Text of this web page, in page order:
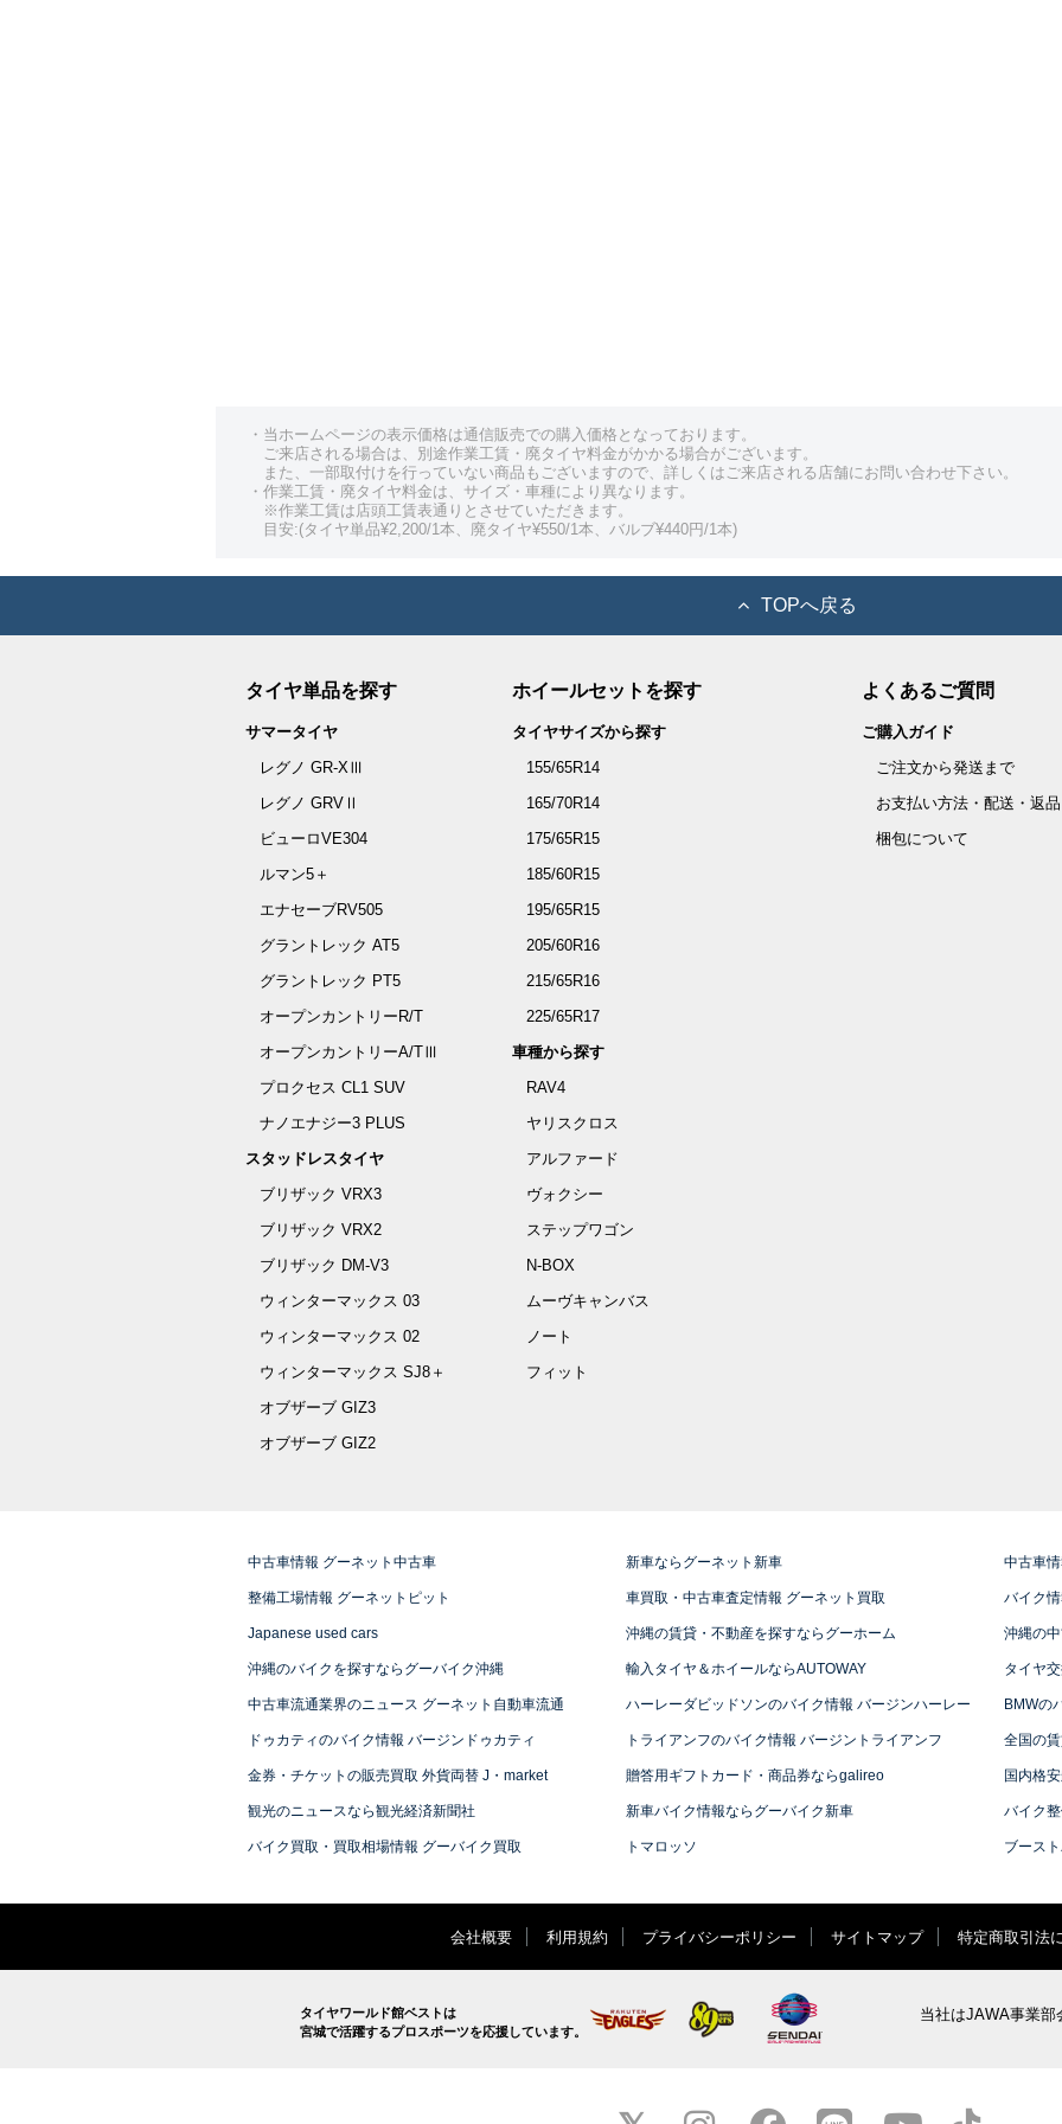
・当ホームページの表示価格は通信販売での購入価格となっております。
ご来店される場合は、別途作業工賃・廃タイヤ料金がかかる場合がございます。
また、一部取付けを行っていない商品もございますので、詳しくはご来店される店舗にお問い合わせ下さい。
・作業工賃・廃タイヤ料金は、サイズ・車種により異なります。
※作業工賃は店頭工賃表通りとさせていただきます。
目安:(タイヤ単品¥2,200/1本、廃タイヤ¥550/1本、バルブ¥440円/1本)
TOPへ戻る
タイヤ単品を探す
サマータイヤ
レグノ GR-XⅢ
レグノ GRVⅡ
ビューロVE304
ルマン5＋
エナセーブRV505
グラントレック AT5
グラントレック PT5
オープンカントリーR/T
オープンカントリーA/TⅢ
プロクセス CL1 SUV
ナノエナジー3 PLUS
スタッドレスタイヤ
ブリザック VRX3
ブリザック VRX2
ブリザック DM-V3
ウィンターマックス 03
ウィンターマックス 02
ウィンターマックス SJ8＋
オブザーブ GIZ3
オブザーブ GIZ2
ホイールセットを探す
タイヤサイズから探す
155/65R14
165/70R14
175/65R15
185/60R15
195/65R15
205/60R16
215/65R16
225/65R17
車種から探す
RAV4
ヤリスクロス
アルファード
ヴォクシー
ステップワゴン
N-BOX
ムーヴキャンバス
ノート
フィット
よくあるご質問
ご購入ガイド
ご注文から発送まで
お支払い方法・配送・返品
梱包について
中古車情報 グーネット中古車 新車ならグーネット新車 中古車
整備工場情報 グーネットピット 車買取・中古車査定情報 グーネット買取 バイク
Japanese used cars 沖縄の賃貸・不動産を探すならグーホーム 沖縄の
沖縄のバイクを探すならグーバイク沖縄 輸入タイヤ＆ホイールならAUTOWAY タイヤ
中古車流通業界のニュース グーネット自動車流通 ハーレーダビッドソンのバイク情報 バージンハーレー BMWの
ドゥカティのバイク情報 バージンドゥカティ トライアンフのバイク情報 バージントライアンフ 全国の
金券・チケットの販売買取 外貨両替 J・market 贈答用ギフトカード・商品券ならgalireo 国内格
観光のニュースなら観光経済新聞社 新車バイク情報ならグーバイク新車 バイク
バイク買取・買取相場情報 グーバイク買取 トマロッソ ブース
会社概要 利用規約 プライバシーポリシー サイトマップ 特定商取引法
タイヤワールド館ベストは
宮城で活躍するプロスポーツを応援しています。
当社はJAWA事業部